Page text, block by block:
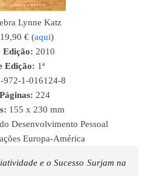
Lynne Katz
19,90 € (aqui)
Edição: 2010
Edição: 1ª
972-1-016124-8
224
155 x 230 mm
Desenvolvimento Pessoal
Europa-América
e o Sucesso Surjam na